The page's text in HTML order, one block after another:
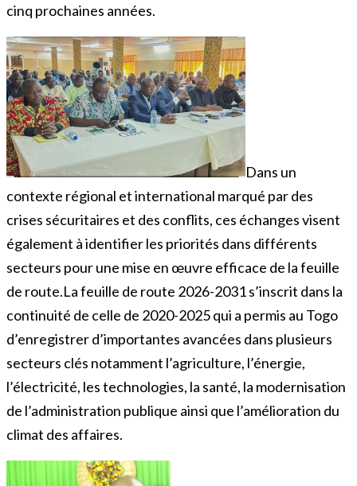
cinq prochaines années.
Dans un
contexte régional et international marqué par des
crises sécuritaires et des conflits, ces échanges visent
également à identifier les priorités dans différents
secteurs pour une mise en œuvre efficace de la feuille
de route.La feuille de route 2026-2031 s’inscrit dans la
continuité de celle de 2020-2025 qui a permis au Togo
d’enregistrer d’importantes avancées dans plusieurs
secteurs clés notamment l’agriculture, l’énergie,
l’électricité, les technologies, la santé, la modernisation
de l’administration publique ainsi que l’amélioration du
climat des affaires.